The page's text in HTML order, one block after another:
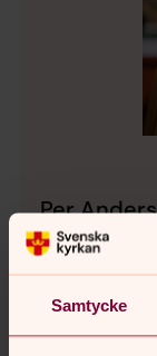
Samtycke
Per
Kyrkoherde,
Direkt:+47
E-post: